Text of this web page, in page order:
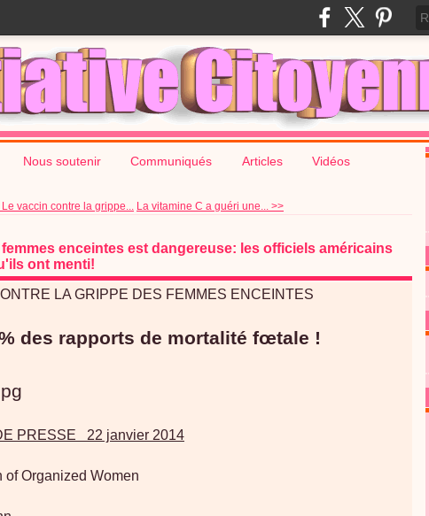
Nous soutenir Communiqués Articles Vidéos
Le vaccin contre la grippe... La vitamine C a guéri une... >>
enceintes est dangereuse: les officiels américains
ont menti!
LA GRIPPE DES FEMMES ENCEINTES
des rapports de mortalité fœtale !
PRESSE 22 janvier 2014
of Organized Women